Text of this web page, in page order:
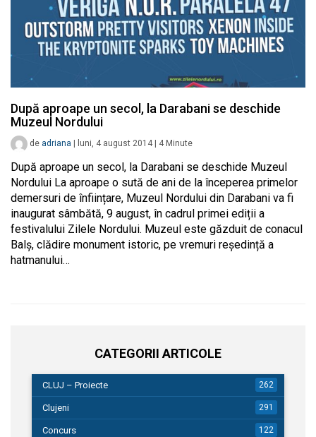
După aproape un secol, la Darabani se deschide
Muzeul Nordului
de adriana luni, 4 august 2014 4 Minute
După aproape un secol, la Darabani se deschide Muzeul
Nordului La aproape o sută de ani de la începerea primelor
demersuri de înființare, Muzeul Nordului din Darabani va fi
inaugurat sâmbătă, 9 august, în cadrul primei ediții a
festivalului Zilele Nordului. Muzeul este găzduit de conacul
Balș, clădire monument istoric, pe vremuri reședință a
hatmanului…
CATEGORII ARTICOLE
CLUJ – Proiecte 262
Clujeni 291
Concurs 122